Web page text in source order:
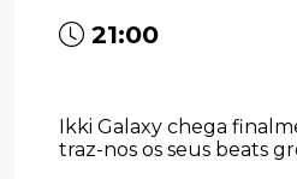
21:00
Ikki Galaxy chega
traz-nos os seus beats